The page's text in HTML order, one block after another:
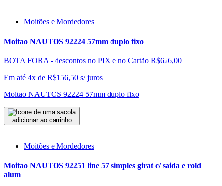
Moitões e Mordedores
Moitao NAUTOS 92224 57mm duplo fixo
BOTA FORA - descontos no PIX e no Cartão R$626,00
Em até 4x de R$156,50 s/ juros
Moitao NAUTOS 92224 57mm duplo fixo
adicionar ao carrinho
Moitões e Mordedores
Moitao NAUTOS 92251 line 57 simples girat c/ saida e rold
alum